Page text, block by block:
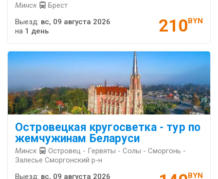
Минск Брест
210BYN
Выезд: вс, 09 августа 2026
на 1 день
Островецкая кругосветка - тур по
жемчужинам Беларуси
Минск
Островец - Гервяты - Солы - Сморгонь -
Залесье Сморгонский р-н
BYN
Выезд: вс, 09 августа 2026